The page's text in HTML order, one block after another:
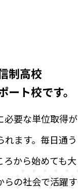
制高校
ート校です。
必要な単位取得が
ます。毎日通う
ろから始めても大
らの社会で活躍す